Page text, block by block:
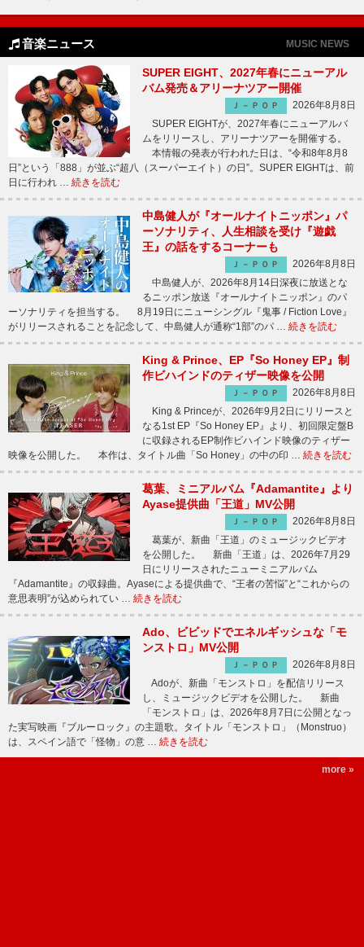
音楽ニュース MUSIC NEWS
SUPER EIGHT、2027年春にニューアル
バム発売＆アリーナツアー開催
Ｊ－ＰＯＰ
2026年8月8日
SUPER EIGHTが、2027年春にニューアルバ
ムをリリースし、アリーナツアーを開催する。
本情報の発表が行われた日は、“令和8年8月8
日”という「888」が並ぶ“超八（スーパーエイト）の日”。SUPER EIGHTは、前
日に行われ … 続きを読む
中島健人が『オールナイトニッポン』パ
ーソナリティ、人生相談を受け『遊戯
王』の話をするコーナーも
Ｊ－ＰＯＰ
2026年8月8日
中島健人が、2026年8月14日深夜に放送とな
るニッポン放送『オールナイトニッポン』のパ
ーソナリティを担当する。 8月19日にニューシングル『鬼事 / Fiction Love』
がリリースされることを記念して、中島健人が通称“1部”のパ … 続きを読む
King & Prince、EP『So Honey EP』制
作ビハインドのティザー映像を公開
Ｊ－ＰＯＰ
2026年8月8日
King & Princeが、2026年9月2日にリリースと
なる1st EP『So Honey EP』より、初回限定盤B
に収録されるEP制作ビハインド映像のティザー
映像を公開した。 本作は、タイトル曲「So Honey」の中の印 … 続きを読む
葛葉、ミニアルバム『Adamantite』より
Ayase提供曲「王道」MV公開
Ｊ－ＰＯＰ
2026年8月8日
葛葉が、新曲「王道」のミュージックビデオ
を公開した。 新曲「王道」は、2026年7月29
日にリリースされたニューミニアルバム
『Adamantite』の収録曲。Ayaseによる提供曲で、“王者の苦悩”と“これからの
意思表明”が込められてい … 続きを読む
Ado、ビビッドでエネルギッシュな「モ
ンストロ」MV公開
Ｊ－ＰＯＰ
2026年8月8日
Adoが、新曲「モンストロ」を配信リリース
し、ミュージックビデオを公開した。 新曲
「モンストロ」は、2026年8月7日に公開となっ
た実写映画『ブルーロック』の主題歌。タイトル「モンストロ」（Monstruo）
は、スペイン語で「怪物」の意 … 続きを読む
more »